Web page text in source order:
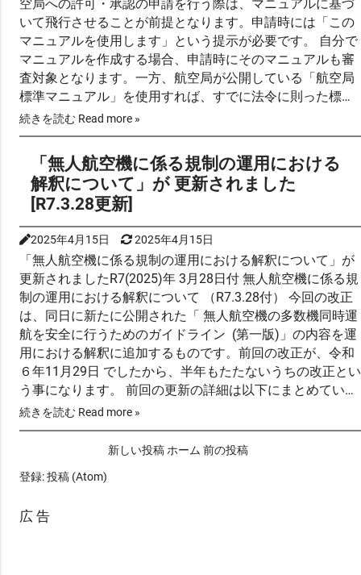
空局への許可・承認の申請を行う際は、マニュアルに基づ
いて飛行させることが前提となります。申請時には「この
マニュアルを使用します」という提示が必要です。 自分で
マニュアルを作成する場合、申請時にそのマニュアルも審
査対象となります。一方、航空局が公開している「航空局
標準マニュアル」を使用すれば、すでに法令に則った標準
的な内容であり、航空局が内容を把握しているため、申請
審査の際にマニュアルの審査は省略できます。 許可・承認
が不要な飛行であっても、安全運航…
続きを読む Read more »
「無人航空機に係る規制の運用における
解釈について」が 更新されました
[R7.3.28更新]
2025年4月15日 2025年4月15日
「無人航空機に係る規制の運用における解釈について」が
更新されましたR7(2025)年 3月28日付 無人航空機に係る規
制の運用における解釈について （R7.3.28付） 今回の改正
は、同日に新たに公開された「 無人航空機の多数機同時運
航を安全に行うためのガイドライン (第一版)」の内容を運
用における解釈に追加するものです。前回の改正が、令和
６年11月29日 でしたから、半年もたたないうちの改正とい
う事になります。 前回の更新の詳細は以下にまとめていま
した。「無人航空機に係る規制の運用における解釈につい
て」が 更新されました [R6.11.29更新]変更のポイン…
続きを読む Read more »
新しい投稿 ホーム 前の投稿
登録:投稿 (Atom)
広 告